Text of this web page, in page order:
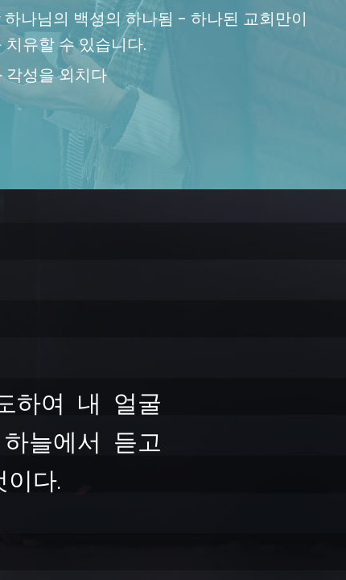
하나님의 백성의 하나됨 - 하나된 교회만이
유할 수 있습니다.
각성을 외치다
하여 내 얼굴
늘에서 듣고
다.